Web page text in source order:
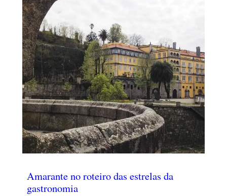
Amarante no roteiro das estrelas da
gastronomia